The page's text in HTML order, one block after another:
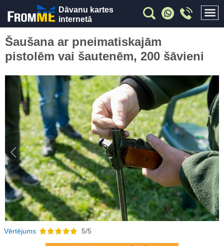
Dāvanu kartes
internetā
Šaušana ar pneimatiskajām
pistolēm vai šautenēm, 200 šāvieni
Previous
Vērtējums 5/5